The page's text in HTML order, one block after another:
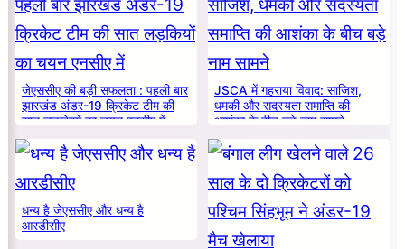
जेएससीए की बड़ी सफलता : पहली बार
झारखंड अंडर-19 क्रिकेट टीम की
सात लड़कियों का चयन एनसीए में
JSCA में गहराया विवाद: साजिश,
धमकी और सदस्यता समाप्ति की
आशंका के बीच बड़े नाम सामने
धन्य है जेएससीए और धन्य है
आरडीसीए